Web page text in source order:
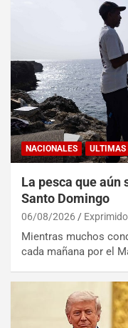
NACIONALES ULTIMAS
La pesca que aún
Santo Domingo
06/08/2026
Mientras muchos
cada mañana por el